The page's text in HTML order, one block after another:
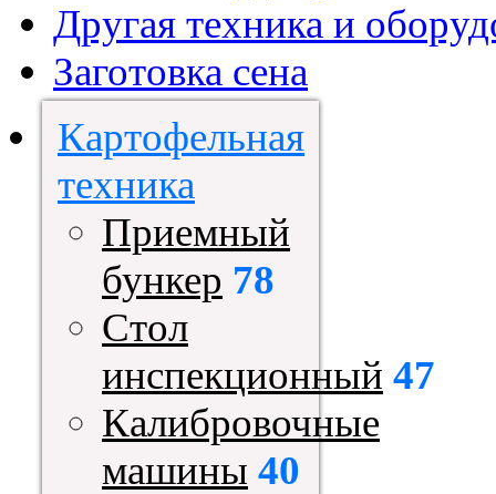
Другая техника и
Заготовка сена
Картофельная
техника
Приемный
бункер 78
Стол
инспекционный 47
Калибровочные
машины 40